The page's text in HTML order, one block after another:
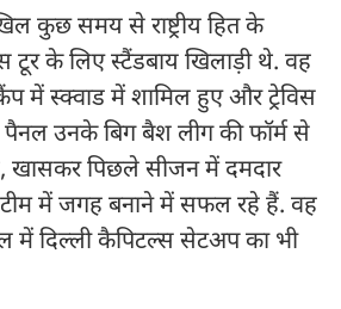
कुछ समय से राष्ट्रीय हित के
टूर के लिए स्टैंडबाय खिलाड़ी थे. वह
कैंप में स्क्वाड में शामिल हुए और ट्रेविस
उनके बिग बैश लीग की फॉर्म से
खासकर पिछले सीजन में दमदार
टीम में जगह बनाने में सफल रहे हैं. वह
दिल्ली कैपिटल्स सेटअप का भी